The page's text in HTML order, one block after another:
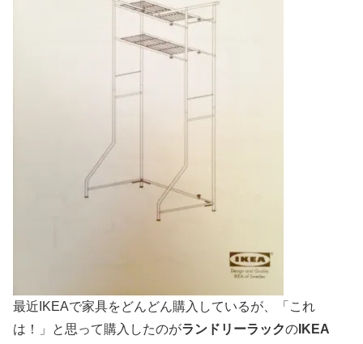
最近IKEAで家具をどんどん購入しているが、「これ
は！」と思って購入したのがランドリーラックの IKEA